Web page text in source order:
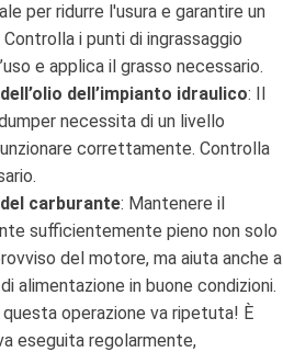
per ridurre l'usura e garantire un
i punti di ingrassaggio
e applica il grasso necessario.
dell’impianto idraulico: Il
necessita di un livello
correttamente. Controlla
carburante: Mantenere il
sufficientemente pieno non solo
del motore, ma aiuta anche a
alimentazione in buone condizioni.
questa operazione va ripetuta! È
eseguita regolarmente,